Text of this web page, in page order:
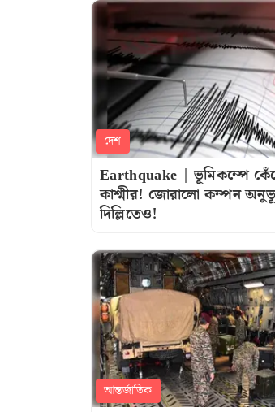
দেশ
Earthquake | ভূমিকম্পে
কাশ্মীর! জোরালো কম্পন
দিল্লিতেও!
আন্তর্জাতিক